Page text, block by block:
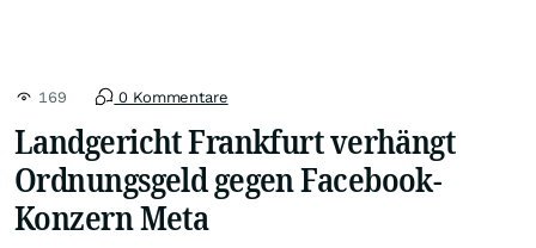
169 0 Kommentare
Landgericht Frankfurt verhängt
Ordnungsgeld gegen Facebook-
Konzern Meta